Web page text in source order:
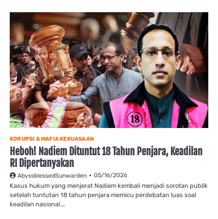
KORUPSI & MAFIA KEKUASAAN
Heboh! Nadiem Dituntut 18 Tahun Penjara, Keadilan
RI Dipertanyakan
AbyssblessedSunwarden 05/16/2026
Kasus hukum yang menjerat Nadiem kembali menjadi sorotan publik
setelah tuntutan 18 tahun penjara memicu perdebatan luas soal
keadilan nasional.…